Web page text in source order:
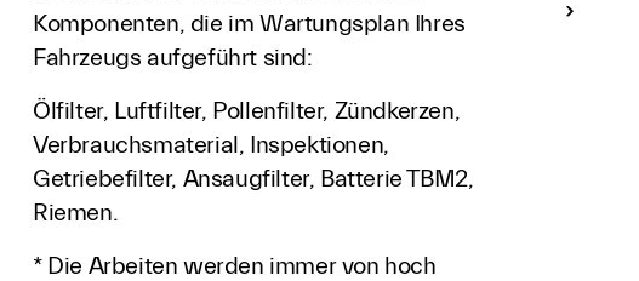
Komponenten, die im Wartungsplan Ihres
Fahrzeugs aufgeführt sind:
Ölfilter, Luftfilter, Pollenfilter, Zündkerzen,
Verbrauchsmaterial, Inspektionen,
Getriebefilter, Ansaugfilter, Batterie TBM2,
Riemen.
* Die Arbeiten werden immer von hoch